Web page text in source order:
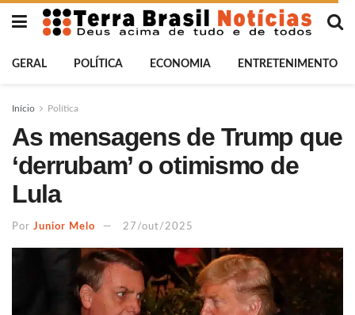
GERAL POLÍTICA ECONOMIA ENTRETENIMENTO
Início Política
As mensagens de Trump que
‘derrubam’ o otimismo de
Lula
Por Junior Melo 27/out/2025